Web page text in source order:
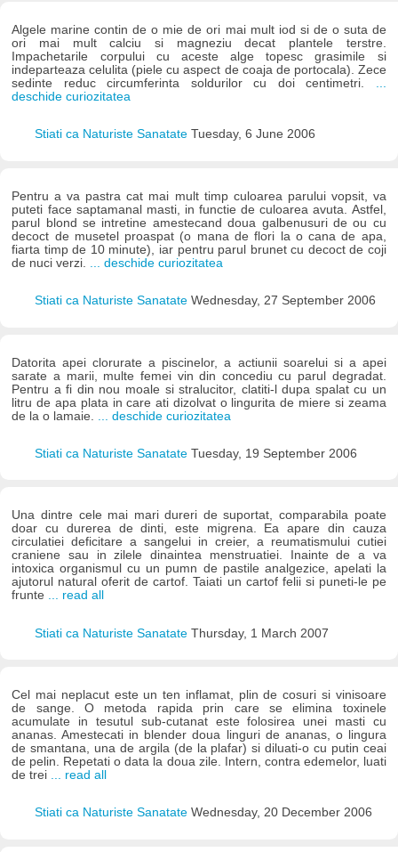
Algele marine contin de o mie de ori mai mult iod si de o suta de
ori mai mult calciu si magneziu decat plantele terstre.
Impachetarile corpului cu aceste alge topesc grasimile si
indeparteaza celulita (piele cu aspect de coaja de portocala). Zece
sedinte reduc circumferinta soldurilor cu doi centimetri. ...
deschide curiozitatea
Stiati ca Naturiste Sanatate Tuesday, 6 June 2006
Pentru a va pastra cat mai mult timp culoarea parului vopsit, va
puteti face saptamanal masti, in functie de culoarea avuta. Astfel,
parul blond se intretine amestecand doua galbenusuri de ou cu
decoct de musetel proaspat (o mana de flori la o cana de apa,
fiarta timp de 10 minute), iar pentru parul brunet cu decoct de coji
de nuci verzi.
... deschide curiozitatea
Stiati ca Naturiste Sanatate Wednesday, 27 September 2006
Datorita apei clorurate a piscinelor, a actiunii soarelui si a apei
sarate a marii, multe femei vin din concediu cu parul degradat.
Pentru a fi din nou moale si stralucitor, clatiti-l dupa spalat cu un
litru de apa plata in care ati dizolvat o lingurita de miere si zeama
de la o lamaie.
... deschide curiozitatea
Stiati ca Naturiste Sanatate Tuesday, 19 September 2006
Una dintre cele mai mari dureri de suportat, comparabila poate
doar cu durerea de dinti, este migrena. Ea apare din cauza
circulatiei deficitare a sangelui in creier, a reumatismului cutiei
craniene sau in zilele dinaintea menstruatiei. Inainte de a va
intoxica organismul cu un pumn de pastile analgezice, apelati la
ajutorul natural oferit de cartof. Taiati un cartof felii si puneti-le pe
frunte ... read all
Stiati ca Naturiste Sanatate Thursday, 1 March 2007
Cel mai neplacut este un ten inflamat, plin de cosuri si vinisoare
de sange. O metoda rapida prin care se elimina toxinele
acumulate in tesutul sub-cutanat este folosirea unei masti cu
ananas. Amestecati in blender doua linguri de ananas, o lingura
de smantana, una de argila (de la plafar) si diluati-o cu putin ceai
de pelin. Repetati o data la doua zile. Intern, contra edemelor, luati
de trei ... read all
Stiati ca Naturiste Sanatate Wednesday, 20 December 2006